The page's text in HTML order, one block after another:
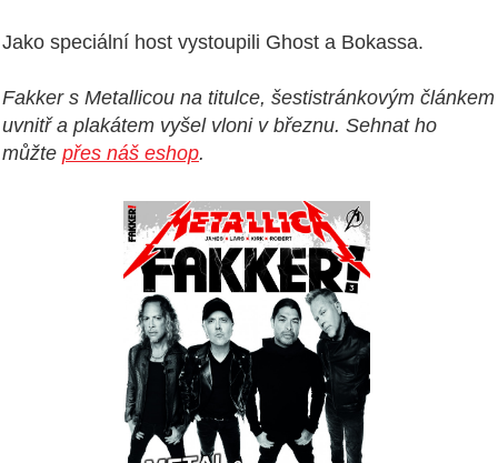
Jako speciální host vystoupili Ghost a Bokassa.
Fakker s Metallicou na titulce, šestistránkovým článkem
uvnitř a plakátem vyšel vloni v březnu. Sehnat ho
můžte přes náš eshop.